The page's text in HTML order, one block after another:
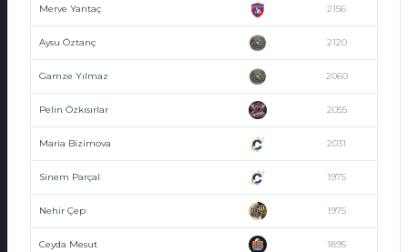
Merve Yantaç 2156
Aysu Öztanç 2120
Gamze Yılmaz 2060
Pelin Özkısırlar 2055
Maria Bizimova 2031
Sinem Parçal 1975
Nehir Çep 1975
Ceyda Mesut 1895